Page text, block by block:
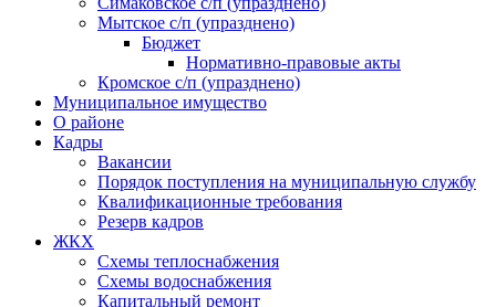
Мытское с/п (упразднено)
Бюджет
Нормативно-правовые акты
Кромское с/п (упразднено)
Муниципальное имущество
О районе
Кадры
Вакансии
Порядок поступления на муниципальную службу
Квалификационные требования
Резерв кадров
ЖКХ
Схемы теплоснабжения
Схемы водоснабжения
Капитальный ремонт